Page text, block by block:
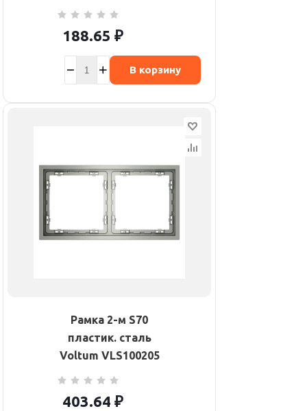
188.65 ₽
В корзину
Рамка 2-м S70
пластик. сталь
Voltum VLS100205
403.64 ₽